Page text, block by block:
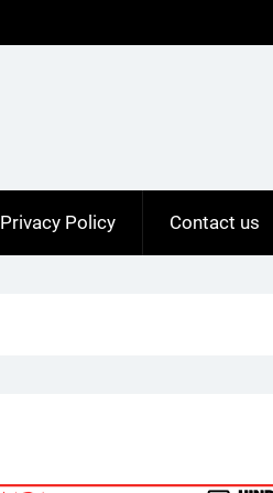
Privacy Policy Contact us